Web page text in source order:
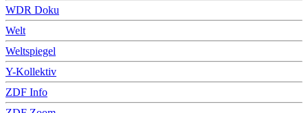
WDR Doku
Welt
Weltspiegel
Y-Kollektiv
ZDF Info